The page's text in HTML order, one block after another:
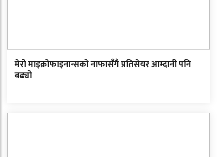
मेरो माइक्रोफाइनान्सको नाफासँगै प्रतिसेयर आम्दानी पनि
बढ्यो